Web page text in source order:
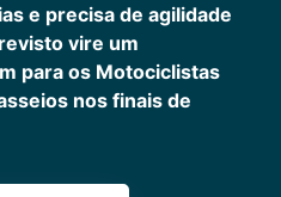
e precisa de agilidade
vire um
para os Motociclistas
nos finais de